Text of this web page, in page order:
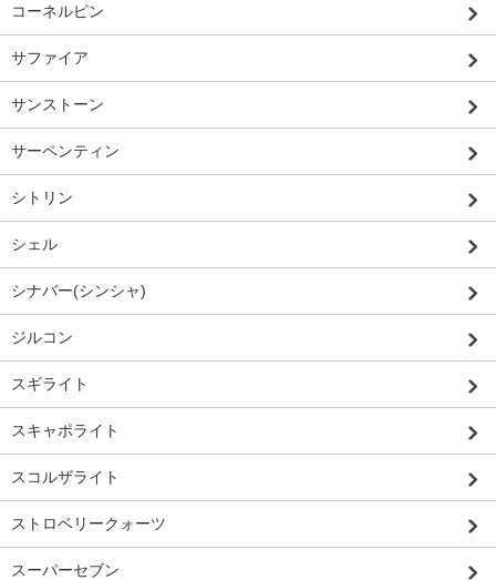
コーネルピン
サファイア
サンストーン
サーペンティン
シトリン
シェル
シナバー(シンシャ)
ジルコン
スギライト
スキャポライト
スコルザライト
ストロベリークォーツ
スーパーセブン